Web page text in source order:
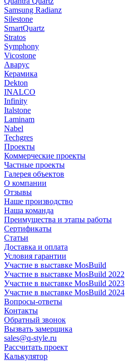
Samsung Radianz
Silestone
SmartQuartz
Stratos
Symphony
Vicostone
Аварус
Керамика
Dekton
INALCO
Infinity
Italstone
Laminam
Nabel
Techgres
Проекты
Коммерческие проекты
Частные проекты
Галерея объектов
О компании
Отзывы
Наше производство
Наша команда
Преимущества и этапы работы
Сертификаты
Статьи
Доставка и оплата
Условия гарантии
Участие в выставке MosBuild
Участие в выставке MosBuild 2022
Участие в выставке MosBuild 2023
Участие в выставке MosBuild 2024
Вопросы-ответы
Контакты
Обратный звонок
Вызвать замерщика
sales@q-style.ru
Рассчитать проект
Калькулятор